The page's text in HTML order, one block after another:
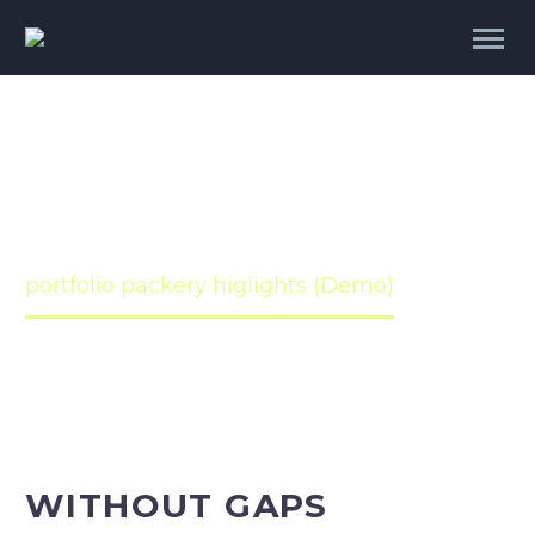
portfolio packery higlights (Demo)
WITHOUT GAPS